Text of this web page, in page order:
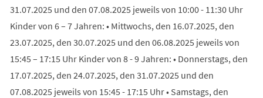
31.07.2025 und den 07.08.2025 jeweils von 10:00 - 11:30 Uhr
Kinder von 6 – 7 Jahren: • Mittwochs, den 16.07.2025, den
23.07.2025, den 30.07.2025 und den 06.08.2025 jeweils von
15:45 – 17:15 Uhr Kinder von 8 - 9 Jahren: • Donnerstags, den
17.07.2025, den 24.07.2025, den 31.07.2025 und den
07.08.2025 jeweils von 15:45 - 17:15 Uhr • Samstags, den